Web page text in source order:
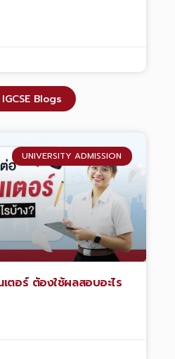
Blogs
UNIVERSITY ADMISSION
ตอร์ ต้องใช้ผลสอบอะไร